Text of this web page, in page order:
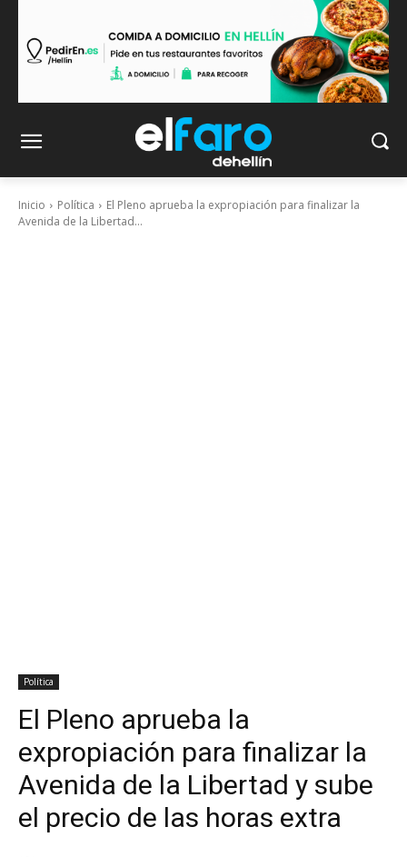
Inicio Política
El Pleno aprueba la expropiación para finalizar la
Avenida de la Libertad...
Política
El Pleno aprueba la
expropiación para finalizar la
Avenida de la Libertad y sube
el precio de las horas extra